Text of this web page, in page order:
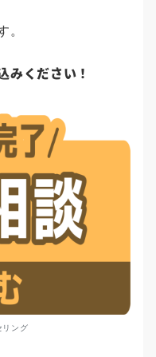
。
みください！
リング